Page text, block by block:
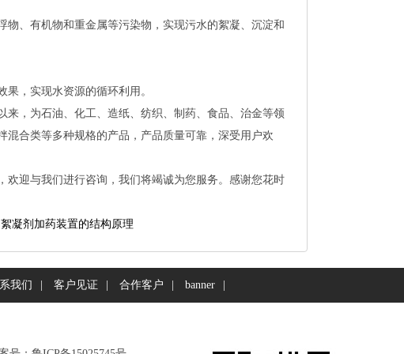
、有机物和重金属等污染物，实现污水的絮凝、沉淀和
，实现水资源的循环利用。
，为石油、化工、造纸、纺织、制药、食品、治金等领
合类等多种规格的产品，产品质量可靠，深受用户欢
迎与我们进行咨询，我们将竭诚为您服务。感谢您花时
凝剂加药装置的结构原理
我们 客户见证 合作客户 banner